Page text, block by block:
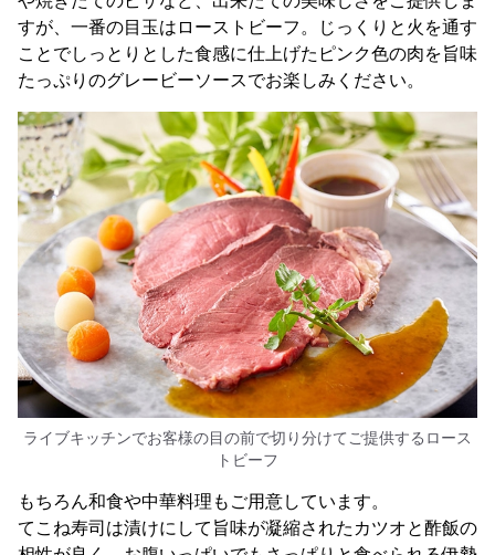
すが、一番の目玉はローストビーフ。じっくりと火を通す
ことでしっとりとした食感に仕上げたピンク色の肉を旨味
たっぷりのグレービーソースでお楽しみください。
ライブキッチンでお客様の目の前で切り分けてご提供するロース
トビーフ
もちろん和食や中華料理もご用意しています。
てこね寿司は漬けにして旨味が凝縮されたカツオと酢飯の